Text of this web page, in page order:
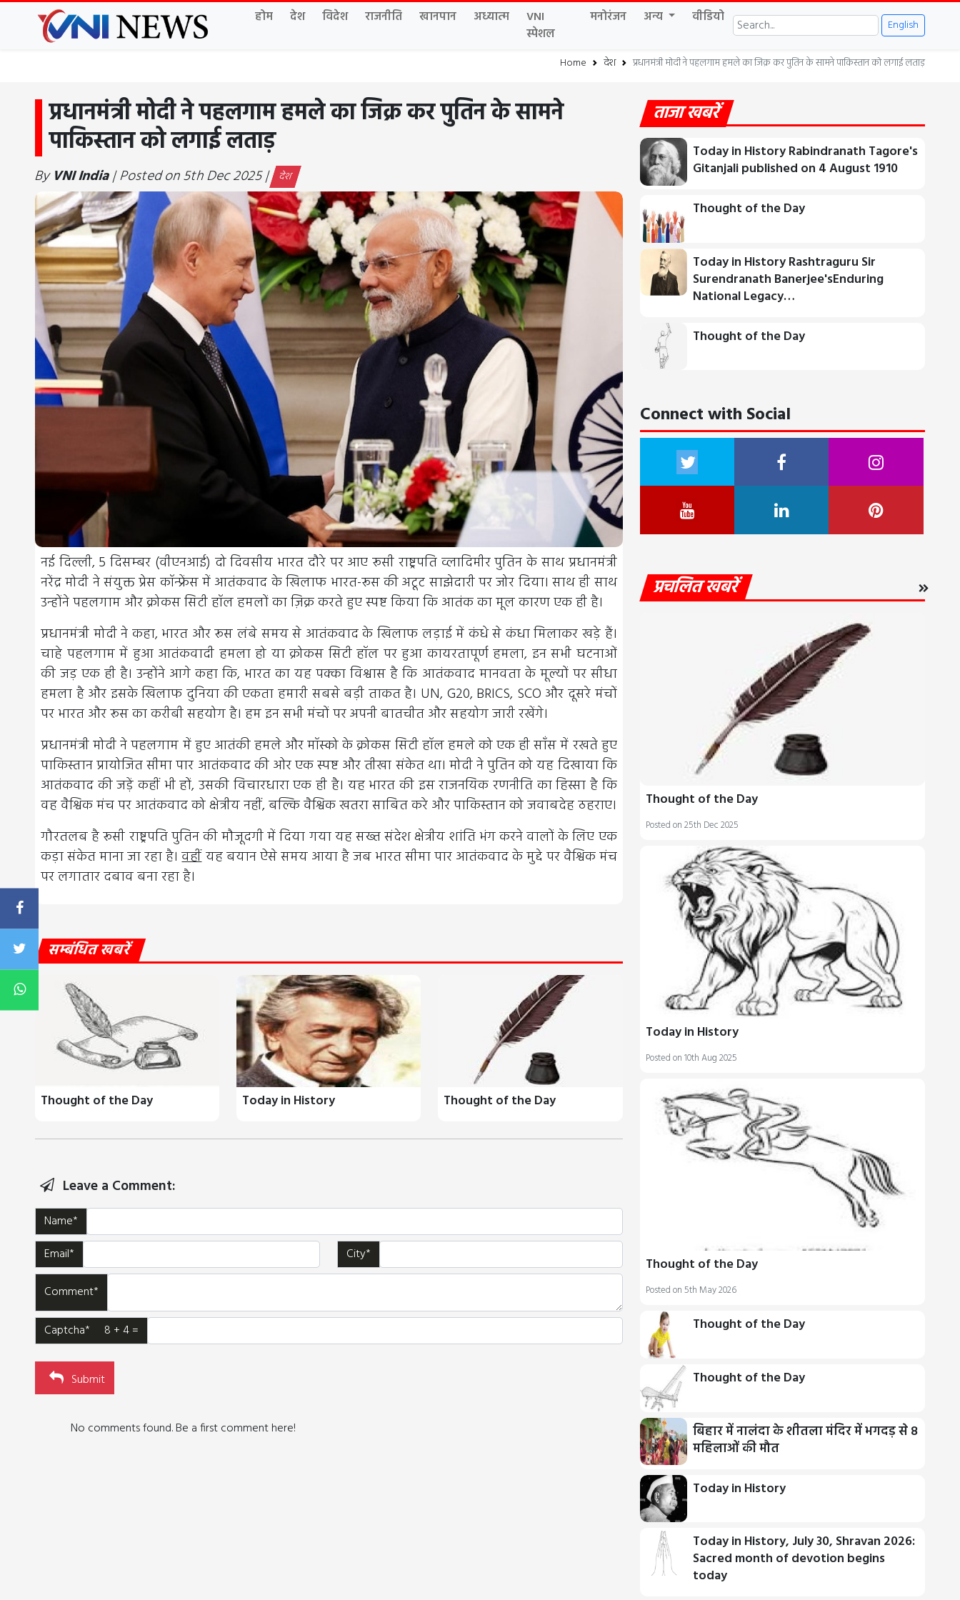
होम देश विदेश राजनीति खानपान अध्यात्म
VNI
स्पेशल
मनोरंजन अन्य वीडियो English
Home देश प्रधानमंत्री मोदी ने पहलगाम हमले का जिक्र कर पुतिन के सामने पाकिस्तान को लगाई लताड़
प्रधानमंत्री मोदी ने पहलगाम हमले का जिक्र कर पुतिन के सामने
पाकिस्तान को लगाई लताड़
ByVNI India| Posted on 5th Dec 2025 | देश
नई दिल्ली, 5 दिसम्बर (वीएनआई) दो दिवसीय भारत दौरे पर आए रूसी राष्ट्रपति व्लादिमीर पुतिन के साथ प्रधानमंत्री
नरेंद्र मोदी ने संयुक्त प्रेस कॉन्फ्रेंस में आतंकवाद के खिलाफ भारत-रूस की अटूट साझेदारी पर जोर दिया। साथ ही साथ
उन्होंने पहलगाम और क्रोकस सिटी हॉल हमलों का ज़िक्र करते हुए स्पष्ट किया कि आतंक का मूल कारण एक ही है।
प्रधानमंत्री मोदी ने कहा, भारत और रूस लंबे समय से आतंकवाद के खिलाफ लड़ाई में कंधे से कंधा मिलाकर खड़े हैं।
चाहे पहलगाम में हुआ आतंकवादी हमला हो या क्रोकस सिटी हॉल पर हुआ कायरतापूर्ण हमला, इन सभी घटनाओं
की जड़ एक ही है। उन्होंने आगे कहा कि, भारत का यह पक्का विश्वास है कि आतंकवाद मानवता के मूल्यों पर सीधा
हमला है और इसके खिलाफ दुनिया की एकता हमारी सबसे बड़ी ताकत है। UN, G20, BRICS, SCO और दूसरे मंचों
पर भारत और रूस का करीबी सहयोग है। हम इन सभी मंचों पर अपनी बातचीत और सहयोग जारी रखेंगे।
प्रधानमंत्री मोदी ने पहलगाम में हुए आतंकी हमले और मॉस्को के क्रोकस सिटी हॉल हमले को एक ही साँस में रखते हुए
पाकिस्तान प्रायोजित सीमा पार आतंकवाद की ओर एक स्पष्ट और तीखा संकेत था। मोदी ने पुतिन को यह दिखाया कि
आतंकवाद की जड़ें कहीं भी हों, उसकी विचारधारा एक ही है। यह भारत की इस राजनयिक रणनीति का हिस्सा है कि
वह वैश्विक मंच पर आतंकवाद को क्षेत्रीय नहीं, बल्कि वैश्विक खतरा साबित करे और पाकिस्तान को जवाबदेह ठहराए।
गौरतलब है रूसी राष्ट्रपति पुतिन की मौजूदगी में दिया गया यह सख्त संदेश क्षेत्रीय शांति भंग करने वालों के लिए एक
कड़ा संकेत माना जा रहा है।वहींयह बयान ऐसे समय आया है जब भारत सीमा पार आतंकवाद के मुद्दे पर वैश्विक मंच
पर लगातार दबाव बना रहा है।
सम्बंधित खबरें
Thought of the Day Today in History Thought of the Day
Leave a Comment:
Name*
Email*
City*
Comment*
Captcha* 8 + 4 =
Submit
No comments found. Be a first comment here!
ताजा खबरें
Today in History Rabindranath Tagore's
Gitanjali published on 4 August 1910
Thought of the Day
Today in History Rashtraguru Sir
Surendranath Banerjee'sEnduring
National Legacy…
Thought of the Day
Connect with Social
प्रचलित खबरें
Thought of the Day
Posted on 25th Dec 2025
Today in History
Posted on 10th Aug 2025
Thought of the Day
Posted on 5th May 2026
Thought of the Day
Thought of the Day
बिहार में नालंदा के शीतला मंदिर में भगदड़ से 8
महिलाओं की मौत
Today in History
Today in History, July 30, Shravan 2026:
Sacred month of devotion begins
today